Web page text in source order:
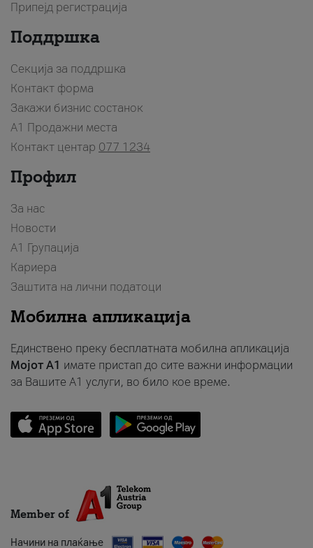
Припејд регистрација
Поддршка
Секција за поддршка
Контакт форма
Закажи бизнис состанок
A1 Продажни места
Контакт центар 077 1234
Профил
За нас
Новости
А1 Групација
Кариера
Заштита на лични податоци
Мобилна апликација
Единствено преку бесплатната мобилна апликација
Мојот A1 имате пристап до сите важни информации
за Вашите A1 услуги, во било кое време.
Member of
Начини на плаќање